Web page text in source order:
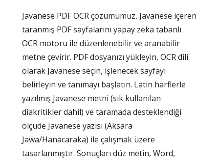
Javanese PDF OCR çözümümüz, Javanese içeren
taranmış PDF sayfalarını yapay zeka tabanlı
OCR motoru ile düzenlenebilir ve aranabilir
metne çevirir. PDF dosyanızı yükleyin, OCR dili
olarak Javanese seçin, işlenecek sayfayı
belirleyin ve tanımayı başlatın. Latin harflerle
yazılmış Javanese metni (sık kullanılan
diakritikler dahil) ve taramada desteklendiği
ölçüde Javanese yazısı (Aksara
Jawa/Hanacaraka) ile çalışmak üzere
tasarlanmıştır. Sonuçları düz metin, Word,